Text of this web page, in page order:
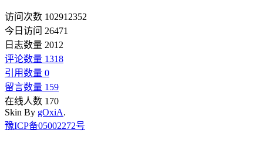
访问次数 102912352
今日访问 26471
日志数量 2012
评论数量 1318
引用数量 0
留言数量 159
在线人数 170
Skin By gOxiA.
豫ICP备05002272号